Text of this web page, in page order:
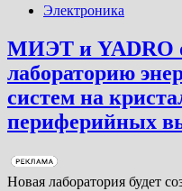
Электроника
МИЭТ и YADRO
лабораторию
систем на
периферийных
Новая лаборатория будет